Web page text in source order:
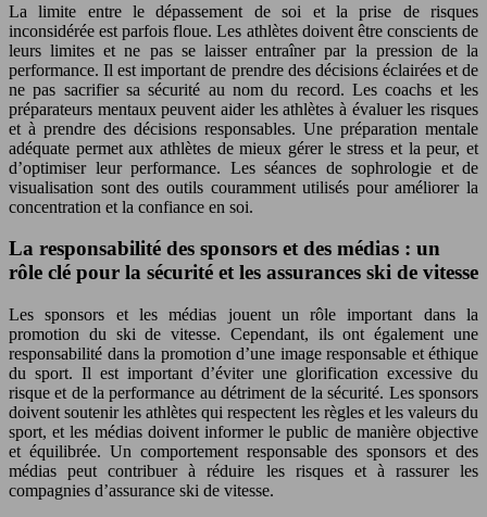
La limite entre le dépassement de soi et la prise de risques
inconsidérée est parfois floue. Les athlètes doivent être conscients de
leurs limites et ne pas se laisser entraîner par la pression de la
performance. Il est important de prendre des décisions éclairées et de
ne pas sacrifier sa sécurité au nom du record. Les coachs et les
préparateurs mentaux peuvent aider les athlètes à évaluer les risques
et à prendre des décisions responsables. Une préparation mentale
adéquate permet aux athlètes de mieux gérer le stress et la peur, et
d’optimiser leur performance. Les séances de sophrologie et de
visualisation sont des outils couramment utilisés pour améliorer la
concentration et la confiance en soi.
La responsabilité des sponsors et des médias : un
rôle clé pour la sécurité et les assurances ski de vitesse
Les sponsors et les médias jouent un rôle important dans la
promotion du ski de vitesse. Cependant, ils ont également une
responsabilité dans la promotion d’une image responsable et éthique
du sport. Il est important d’éviter une glorification excessive du
risque et de la performance au détriment de la sécurité. Les sponsors
doivent soutenir les athlètes qui respectent les règles et les valeurs du
sport, et les médias doivent informer le public de manière objective
et équilibrée. Un comportement responsable des sponsors et des
médias peut contribuer à réduire les risques et à rassurer les
compagnies d’assurance ski de vitesse.